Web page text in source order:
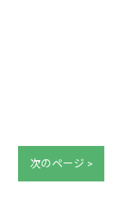
次のページ >